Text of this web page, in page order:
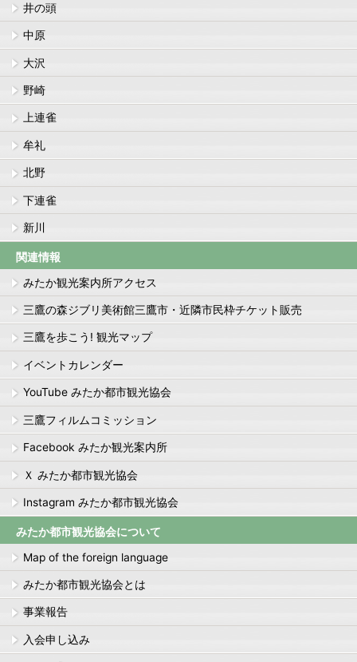
井の頭
中原
大沢
野崎
上連雀
牟礼
北野
下連雀
新川
関連情報
みたか観光案内所アクセス
三鷹の森ジブリ美術館三鷹市・近隣市民枠チケット販売
三鷹を歩こう! 観光マップ
イベントカレンダー
YouTube みたか都市観光協会
三鷹フィルムコミッション
Facebook みたか観光案内所
Ｘ みたか都市観光協会
Instagram みたか都市観光協会
みたか都市観光協会について
Map of the foreign language
みたか都市観光協会とは
事業報告
入会申し込み